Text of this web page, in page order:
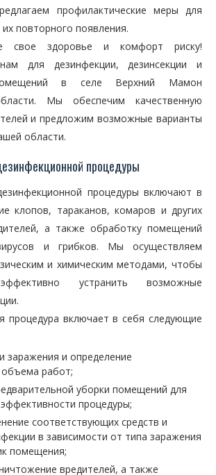
профилактические меры для
повторного появления.
свое здоровье и комфорт риску!
для дезинфекции, дезинсекции и
в селе Верхний Мамон
Мы обеспечим качественную
и предложим возможные варианты
области.
процедуры
процедуры включают в
клопов, тараканов, комаров и других
а также обработку помещений
и грибков. Мы осуществляем
и химическим методами, чтобы
устранить возможные
процедура включает в себя следующие
заражения и определение
работ;
уборки помещений для
процедуры;
соответствующих средств и
в зависимости от типа заражения
помещения;
вредителей, а также